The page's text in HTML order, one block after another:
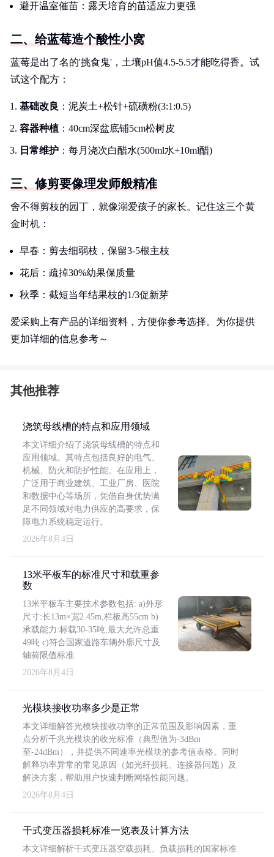
避开温室催苗：露天培育的苗适应力更强
二、给蓝莓造个酸性小窝
蓝莓是出了名的'挑食鬼'，土壤pH值4.5-5.5才能吃得香。试
试这个配方：
基础改良 ：泥炭土+松针+硫磺粉(3:1:0.5)
容器种植 ：40cm深盆底铺5cm松树皮
日常维护 ：每月浇次白醋水(500ml水+10ml醋)
三、修剪要像理发师般精准
舍不得剪枝的园丁，就像溺爱孩子的家长。记住这三个黄
金时机：
早春：剪去细弱枝，保留3-5根主枝
花后：疏掉30%幼果保质量
秋季：截短当年结果枝的1/3促新芽
爱采购上有产品的详细资料，方便你参考选择。为你提供
更加详细的信息参考～
其他推荐
浇筑母线槽的特点和应用领域
本文详细介绍了浇筑母线槽的特点和
应用领域。其特点包括良好的电气、
机械、防火和防护性能。在应用上，
广泛用于商业建筑、工业厂房、医院
和数据中心等场所，凭借自身优势满
足不同领域对电力供应的高要求，保
障电力系统稳定运行。
2026年8月4日
13米平板车的标准尺寸和载重参
数
13米平板车主要技术参数包括: a)外形
尺寸:长13m×宽2.45m,栏板高55cm b)
承载能力:标载30-35吨,最大允许总重
49吨 c)符合国家道路车辆外廓尺寸及
轴荷限值标准
2026年8月4日
光模块接收功率多少是正常
本文详细解答光模块接收功率的正常范围及影响因素，重
点分析千兆光模块的收光标准（典型值为-3dBm
至-24dBm），并提供不同速率光模块的参考值表格。同时
解释功率异常的常见原因（如光纤损耗、连接器问题）及
解决方案，帮助用户快速判断网络性能问题。
2026年8月4日
干式变压器损耗标准一览表及计算方法
本文详细解析干式变压器空载损耗、负载损耗的国家标准